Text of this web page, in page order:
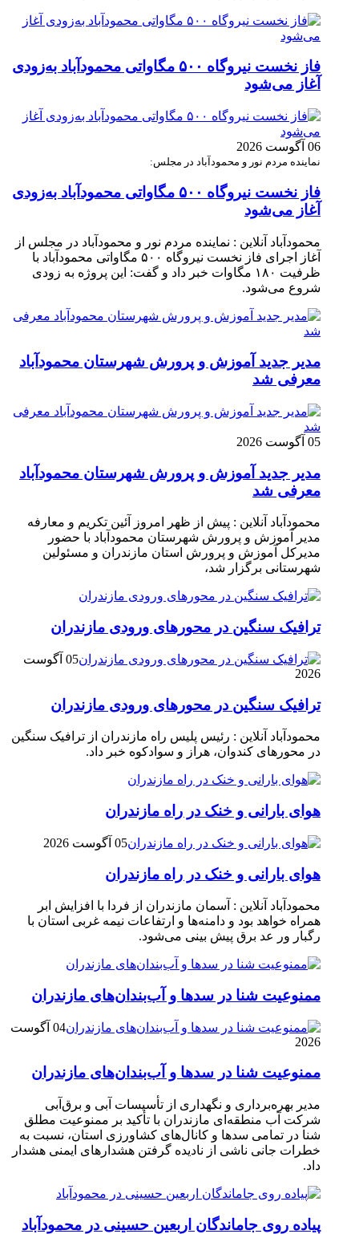
فاز نخست نیروگاه ۵۰۰ مگاواتی محمودآباد به‌زودی
آغاز می‌شود
06 آگوست 2026
نماینده مردم نور و محمودآباد در مجلس:
فاز نخست نیروگاه ۵۰۰ مگاواتی محمودآباد به‌زودی
آغاز می‌شود
محمودآباد آنلاین : نماینده مردم نور و محمودآباد در مجلس از
آغاز اجرای فاز نخست نیروگاه ۵۰۰ مگاواتی محمودآباد با
ظرفیت ۱۸۰ مگاوات خبر داد و گفت: این پروژه به زودی
شروع می‌شود.
مدیر جدید آموزش و پرورش شهرستان محمودآباد
معرفی شد
05 آگوست 2026
مدیر جدید آموزش و پرورش شهرستان محمودآباد
معرفی شد
محمودآباد آنلاین : پیش از ظهر امروز آئین تکریم و معارفه
مدیر آموزش و پرورش شهرستان محمودآباد با حضور
مدیرکل آموزش و پرورش استان مازندران و مسئولین
شهرستانی برگزار شد،
ترافیک سنگین در محور‌های ورودی مازندران
05 آگوست
2026
ترافیک سنگین در محور‌های ورودی مازندران
محمودآباد آنلاین : رئیس پلیس راه مازندران از ترافیک سنگین
در محور‌های کندوان، هراز و سوادکوه خبر داد.
هوای بارانی و خنک در راه مازندران
05 آگوست 2026
هوای بارانی و خنک در راه مازندران
محمودآباد آنلاین : آسمان مازندران از فردا با افزایش ابر
همراه خواهد بود و دامنه‌ها و ارتفاعات نیمه غربی استان با
رگبار ور عد برق پیش بینی می‌شود.
ممنوعیت شنا در سدها و آب‌بندان‌‌های مازندران
04 آگوست
2026
ممنوعیت شنا در سدها و آب‌بندان‌‌های مازندران
مدیر بهره‌برداری و نگهداری از تأسیسات آبی و برق‌آبی
شرکت آب منطقه‌ای مازندران با تأکید بر ممنوعیت مطلق
شنا در تمامی سدها و کانال‌های کشاورزی استان، نسبت به
خطرات جانی ناشی از نادیده گرفتن هشدارهای ایمنی هشدار
داد.
پیاده روی جاماندگان اربعین حسینی در محمودآباد